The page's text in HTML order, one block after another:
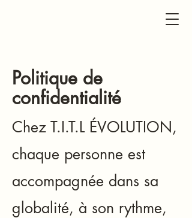
Politique de
confidentialité
Chez T.I.T.L ÉVOLUTION,
chaque personne est
accompagnée dans sa
globalité, à son rythme,